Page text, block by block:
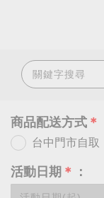
商品配送方式 ＊
台中門市自取
活動日期 ＊ ：